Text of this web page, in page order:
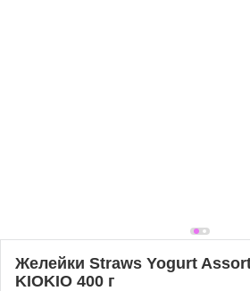
Желейки Straws Yogurt
KIOKIO 400 г